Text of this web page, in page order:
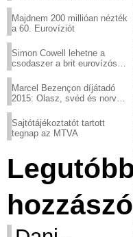
Majdnem 200 millióan nézték
a 60. Eurovíziót
Simon Cowell lehetne a
csodaszer a brit eurovízós
Marcel Bezençon díjátadó
2015: Olasz, svéd és norvég
Sajtótájékoztatót tartott
tegnap az MTVA